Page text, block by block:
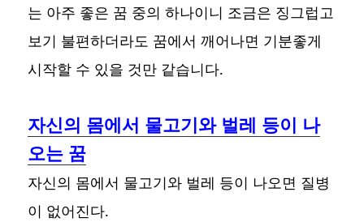
는 아주 좋은 꿈 중의 하나이니 조금은 징그럽고
보기 불편하더라도 꿈에서 깨어나면 기분좋게
시작할 수 있을 것만 같습니다.
자신의 몸에서 물고기와 벌레 등이 나
오는 꿈
자신의 몸에서 물고기와 벌레 등이 나오면 질병
이 없어진다.